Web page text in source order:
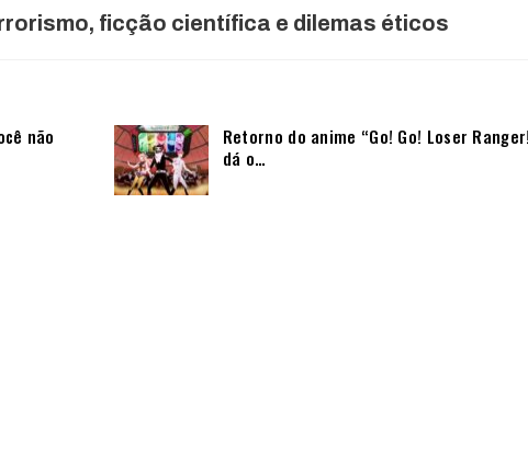
ficção científica e dilemas éticos
não
Retorno do anime “Go! Go! Loser
dá o…